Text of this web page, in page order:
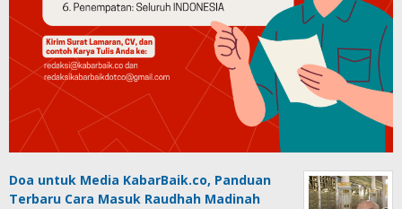
Doa untuk Media KabarBaik.co, Panduan
Terbaru Cara Masuk Raudhah Madinah